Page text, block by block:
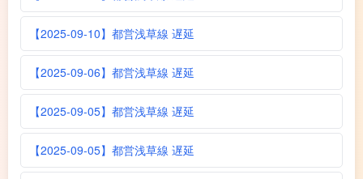
【2025-09-10】都営浅草線 遅延
【2025-09-06】都営浅草線 遅延
【2025-09-05】都営浅草線 遅延
【2025-09-05】都営浅草線 遅延